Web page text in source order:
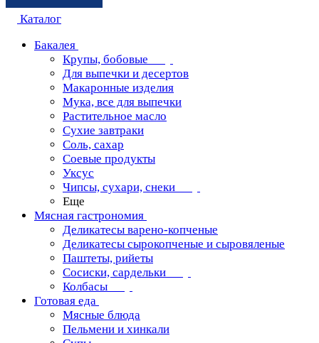
Каталог
Бакалея
Крупы, бобовые
Для выпечки и десертов
Макаронные изделия
Мука, все для выпечки
Растительное масло
Сухие завтраки
Соль, сахар
Соевые продукты
Уксус
Чипсы, сухари, снеки
Еще
Мясная гастрономия
Деликатесы варено-копченые
Деликатесы сырокопченые и сыровяленые
Паштеты, рийеты
Сосиски, сардельки
Колбасы
Готовая еда
Мясные блюда
Пельмени и хинкали